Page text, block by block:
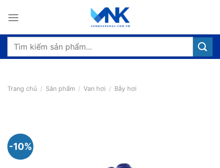
qua
dung
Tìm
Trang chủ / Sản phẩm / Van hơi / Bẫy hơi
-10%